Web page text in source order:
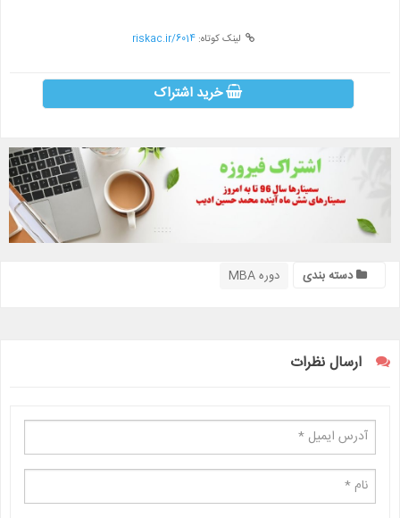
لینک کوتاه: riskac.ir/6014
خرید اشتراک
دسته بندی دوره MBA
ارسال نظرات